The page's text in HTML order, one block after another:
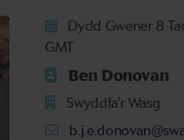
Dydd Gwener 8
GMT
Ben Donovan
Swyddfa'r Wasg